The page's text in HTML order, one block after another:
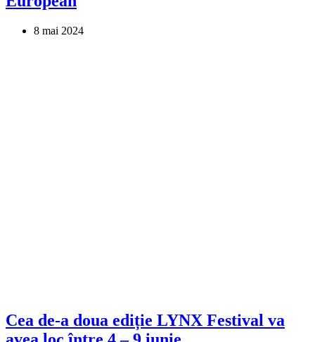
8 mai 2024
Cea de-a doua ediție LYNX Festival va